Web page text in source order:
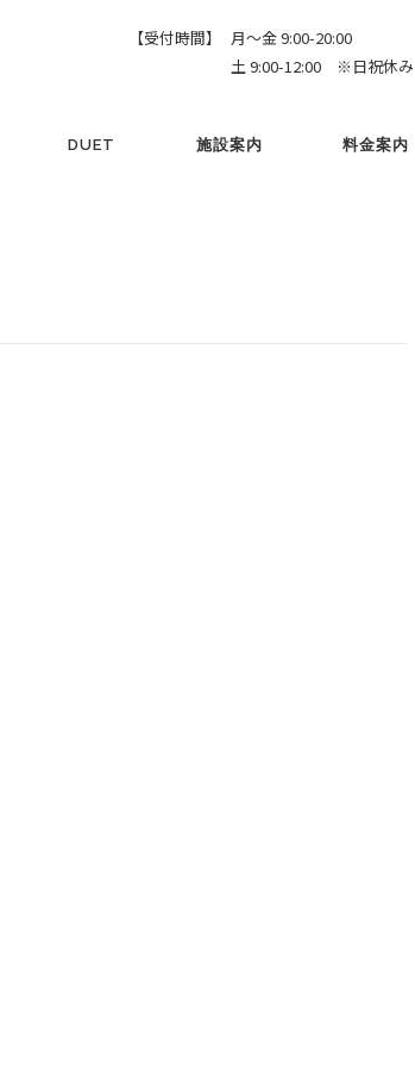
DUET 施設案内 料金案内
【受付時間】
月～金 9:00-20:00
土 9:00-12:00 ※日祝休み